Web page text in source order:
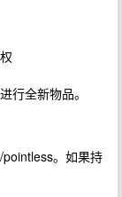
行全新物品。
。如果持